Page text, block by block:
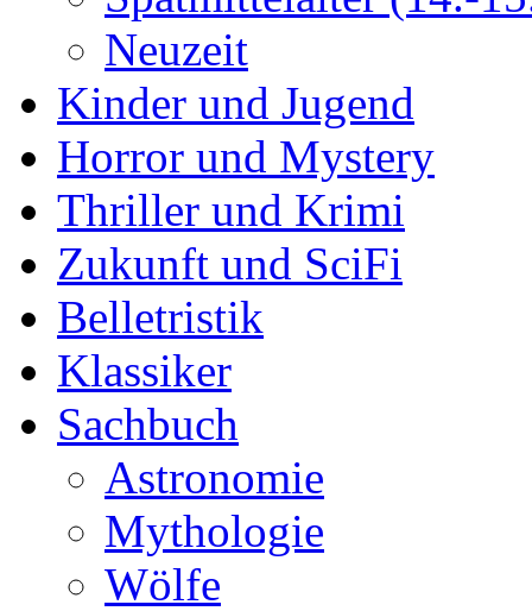
Neuzeit
Kinder und Jugend
Horror und Mystery
Thriller und Krimi
Zukunft und SciFi
Belletristik
Klassiker
Sachbuch
Astronomie
Mythologie
Wölfe